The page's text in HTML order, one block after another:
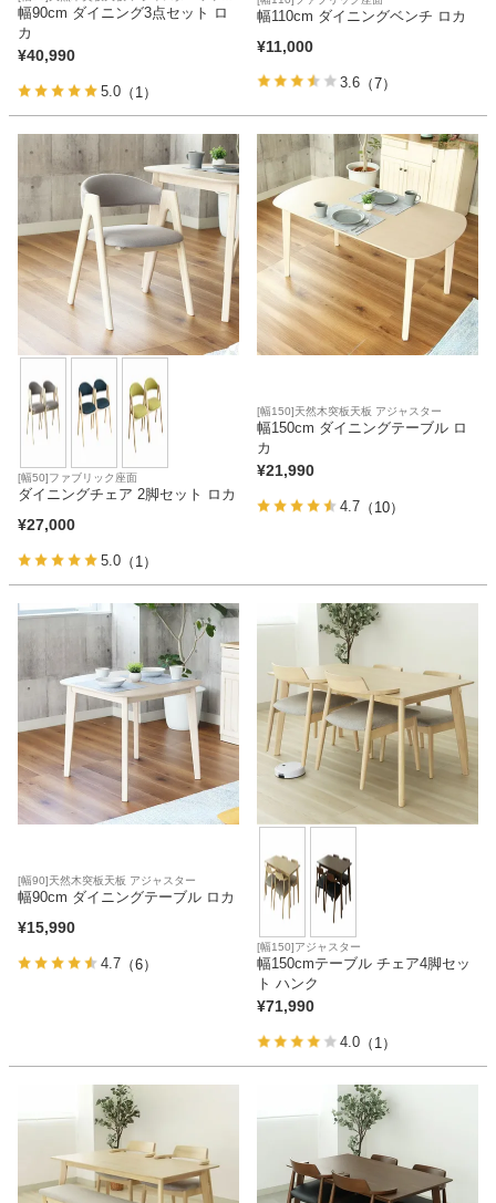
リック座面
幅90cm ダイニング3点セット ロ
カ
¥40,990
5.0 （1）
幅110cm ダイニングベンチ ロカ
¥11,000
3.6 （7）
[幅50]ファブリック座面
ダイニングチェア 2脚セット ロカ
¥27,000
5.0 （1）
[幅150]天然木突板天板 アジャスター
幅150cm ダイニングテーブル ロ
カ
¥21,990
4.7 （10）
[幅90]天然木突板天板 アジャスター
幅90cm ダイニングテーブル ロカ
¥15,990
4.7 （6）
[幅150]アジャスター
幅150cmテーブル チェア4脚セッ
ト ハンク
¥71,990
4.0 （1）